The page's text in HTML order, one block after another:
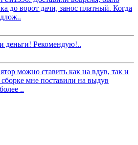
до ворот дачи, занос платный. Когда
деньги! Рекомендую!..
можно ставить как на вдув, так и
мне поставили на выдув
..